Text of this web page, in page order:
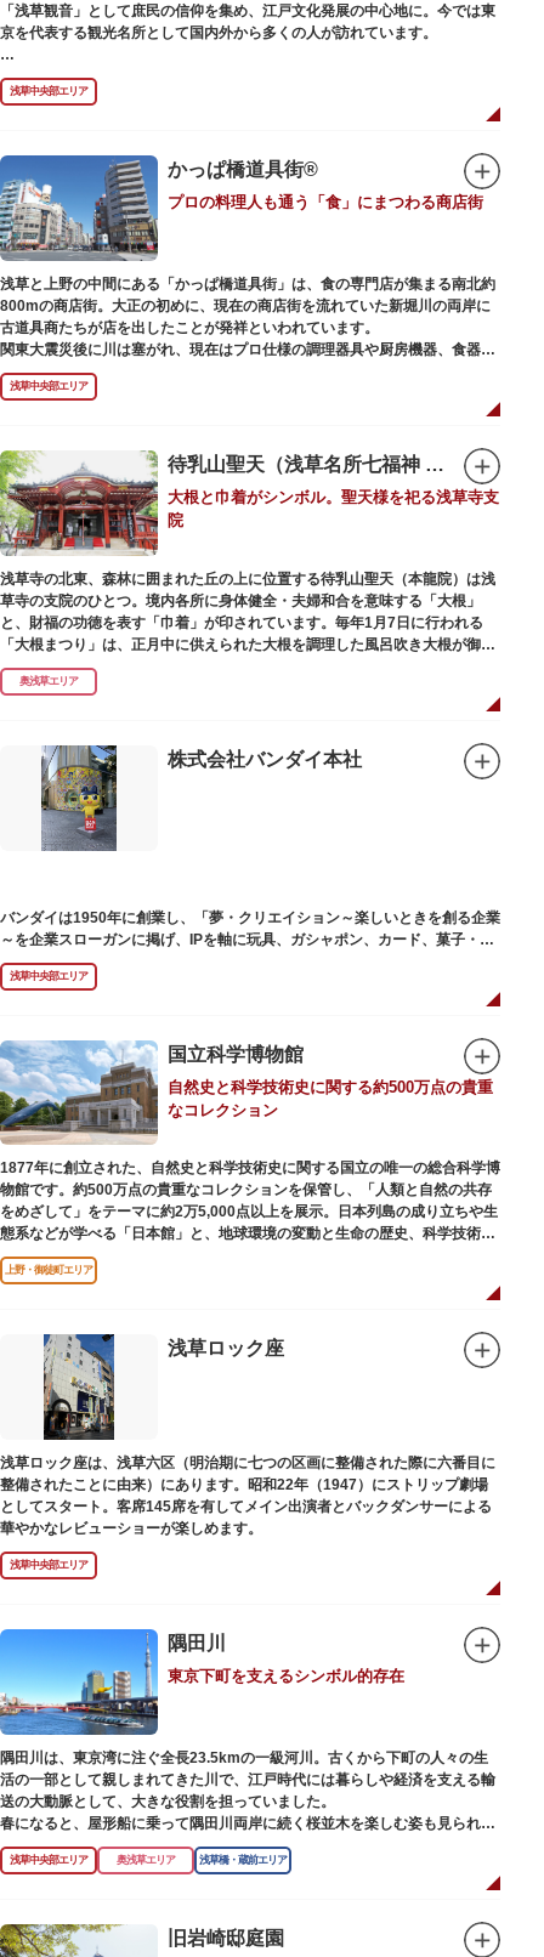
「浅草観音」として庶民の信仰を集め、江戸文化発展の中心地に。今では東
京を代表する観光名所として国内外から多くの人が訪れています。
浅草の象徴とも言える「雷門（風雷神門）」は、高さ3.9mの大提灯と風神雷
神像が安置された浅草寺の総門。本堂前には2体の仁王尊像が並ぶ山門「宝
蔵門」が建ち、参拝客を堂々と迎えてくれます。本堂前には、邪気を払うご
身を清めましょう。「観音堂」とも呼ばれる本堂にはご本尊の聖観世音菩薩
が祀られており、毎日定時に法要が執り行われています。
境内の歴史ある建造物も必見です。ひと際目立つ五重塔、国指定重要文化財
の二天門、浅草名所七福神のひとつ・大黒天が祀られた影向堂（ようごうど
う）など、悠久の時に思いを馳せて見学をお楽しみください。
日没後はライトアップされ、朱塗りの建物がより一層鮮やかに浮かび上がり
ます。昼間は約90店舗が軒を連ねる仲見世のお店も閉まり、シャッターに描
かれた「浅草絵巻」を楽しめるのも夜の醍醐味。撮影スポットやデートスポ
ットにもおすすめです。昼間と比べて人が少なくゆっくり巡れるので、足を
運んでみてはいかがでしょうか。
浅草中央部エリア
かっぱ橋道具街®
プロの料理人も通う「食」にまつわる商店街
浅草と上野の中間にある「かっぱ橋道具街」は、食の専門店が集まる南北約
800mの商店街。大正の初めに、現在の商店街を流れていた新堀川の両岸に
古道具商たちが店を出したことが発祥といわれています。
関東大震災後に川は塞がれ、現在はプロ仕様の調理器具や厨房機器、食器、
包材、調理衣装など「食」にまつわる約170軒の専門店が集まる個性的な専
門商店街として賑わいを見せています。もちろん、ほとんどのお店が小売に
も対応。家庭の調理用具を購入したい人や観光客にもおすすめです。食品サ
毎年、道具の日である10月9日前後に開催される「かっぱ橋道具まつり」で
は、各店舗がおすすめ商品や掘り出しものを販売。また、年ごとに異なる
様々な催しものも行われます。
浅草中央部エリア
待乳山聖天（浅草名所七福神 毘沙門天）
大根と巾着がシンボル。聖天様を祀る浅草寺支
院
浅草寺の北東、森林に囲まれた丘の上に位置する待乳山聖天（本龍院）は浅
草寺の支院のひとつ。境内各所に身体健全・夫婦和合を意味する「大根」
と、財福の功徳を表す「巾着」が印されています。毎年1月7日に行われる
「大根まつり」は、正月中に供えられた大根を調理した風呂吹き大根が御神
酒とともに参拝者に振る舞われるイベント。聖天様のお下がりの大根をいた
だくことで、心身健康のご利益があるそうです。
養する最高の祈祷法。心願成就の力があると考えられており、依頼すると7
日間毎朝祈祷していただけます。また、浅草名所七福神のひとつとしても知
られ、毘沙門天が祀られています。
奥浅草エリア
株式会社バンダイ本社
バンダイは1950年に創業し、「夢・クリエイション～楽しいときを創る企業
～を企業スローガンに掲げ、IPを軸に玩具、ガシャポン、カード、菓子・食
品・食玩、アパレル、日用雑貨など、お客さまの身近で楽しんでいただける
エンターテインメントをお届けしています。
浅草中央部エリア
国立科学博物館
自然史と科学技術史に関する約500万点の貴重
なコレクション
1877年に創立された、自然史と科学技術史に関する国立の唯一の総合科学博
物館です。約500万点の貴重なコレクションを保管し、「人類と自然の共存
をめざして」をテーマに約2万5,000点以上を展示。日本列島の成り立ちや生
態系などが学べる「日本館」と、地球環境の変動と生命の歴史、科学技術の
進歩などが学べる「地球館」の2つの常設展示をメインに、特別展・企画展
などから構成されています。
2005年「愛・地球博」の長久手日本館で人気を博した「地球の部屋」を移設
100万分の1の大きさ）のドームの内側すべてがスクリーンになっている世界
初のシアターで、月ごとに変わるオリジナル映像を上映しています。
楽しみながら学習できるイベント企画や、恐竜をはじめとした様々な実物標
本、子ども向けのコーナーもあり、お子様連れでも楽しめる博物館です。
また、国立科学博物館では、日本およびアジアにおける科学系博物館の中核
施設として、調査研究、標本資料の収集・保管・活用、展示・学習支援を推
進。これらの活動を上野の本館、白金台の附属自然教育園、茨城県つくば市
の実験植物園や筑波研究施設（非公開）で展開しています。
上野・御徒町エリア
浅草ロック座
浅草ロック座は、浅草六区（明治期に七つの区画に整備された際に六番目に
整備されたことに由来）にあります。昭和22年（1947）にストリップ劇場
としてスタート。客席145席を有してメイン出演者とバックダンサーによる
華やかなレビューショーが楽しめます。
浅草中央部エリア
隅田川
東京下町を支えるシンボル的存在
隅田川は、東京湾に注ぐ全長23.5kmの一級河川。古くから下町の人々の生
活の一部として親しまれてきた川で、江戸時代には暮らしや経済を支える輸
送の大動脈として、大きな役割を担っていました。
春になると、屋形船に乗って隅田川両岸に続く桜並木を楽しむ姿も見られ、
東京スカイツリーとのコラボレーションも、まさに絵になる光景です。ま
た、毎年7月の最終土曜日に開催される「隅田川花火大会」は、東京の夏の
川沿いには「隅田川テラス」と呼ばれる遊歩道も整備されています。心地よ
浅草中央部エリア 奥浅草エリア 浅草橋・蔵前エリア
旧岩崎邸庭園